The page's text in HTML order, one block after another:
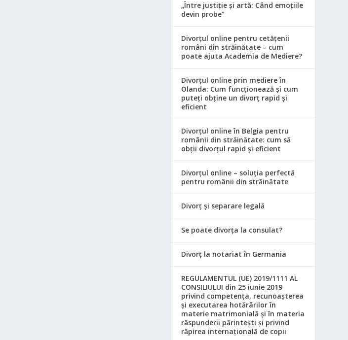
„Între justiție și artă: Când emoțiile
devin probe”
Divorțul online pentru cetățenii
români din străinătate – cum
poate ajuta Academia de Mediere?
Divorțul online prin mediere în
Olanda: Cum funcționează și cum
puteți obține un divorț rapid și
eficient
Divorțul online în Belgia pentru
românii din străinătate: cum să
obții divorțul rapid și eficient
Divorțul online – soluția perfectă
pentru românii din străinătate
Divorț și separare legală
Se poate divorța la consulat?
Divorț la notariat în Germania
REGULAMENTUL (UE) 2019/1111 AL
CONSILIULUI din 25 iunie 2019
privind competența, recunoașterea
și executarea hotărârilor în
materie matrimonială și în materia
răspunderii părintești și privind
răpirea internațională de copii